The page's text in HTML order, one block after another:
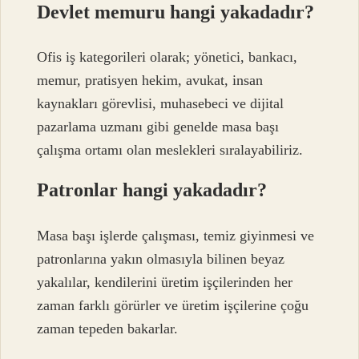
Devlet memuru hangi yakadadır?
Ofis iş kategorileri olarak; yönetici, bankacı,
memur, pratisyen hekim, avukat, insan
kaynakları görevlisi, muhasebeci ve dijital
pazarlama uzmanı gibi genelde masa başı
çalışma ortamı olan meslekleri sıralayabiliriz.
Patronlar hangi yakadadır?
Masa başı işlerde çalışması, temiz giyinmesi ve
patronlarına yakın olmasıyla bilinen beyaz
yakalılar, kendilerini üretim işçilerinden her
zaman farklı görürler ve üretim işçilerine çoğu
zaman tepeden bakarlar.